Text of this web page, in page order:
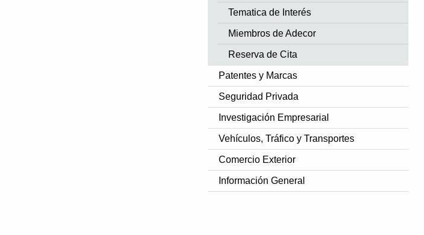
Tematica de Interés
Miembros de Adecor
Reserva de Cita
Patentes y Marcas
Seguridad Privada
Investigación Empresarial
Vehículos, Tráfico y Transportes
Comercio Exterior
Información General